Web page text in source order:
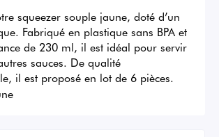
squeezer souple jaune, doté d’un
Fabriqué en plastique sans BPA et
de 230 ml, il est idéal pour servir
sauces. De qualité
il est proposé en lot de 6 pièces.